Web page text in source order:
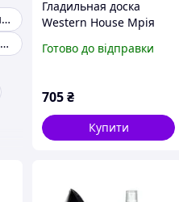
Дрібна побутова техніка
Інструменти та автотовари
Гладильная доска
Western House Мрія
(WEST01MR11)
Готово до відправки
705₴
Купити